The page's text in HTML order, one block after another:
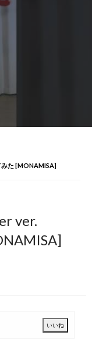
みた [MONAMISA]
ver.